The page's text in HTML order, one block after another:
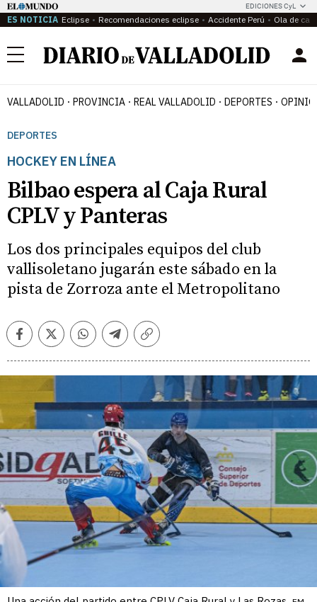
EDICIONES CyL
ES NOTICIA Eclipse Recomendaciones eclipse Accidente Perú Ola de
Menú
VALLADOLID PROVINCIA REAL VALLADOLID DEPORTES
DEPORTES
HOCKEY EN LÍNEA
Bilbao espera al Caja Rural
CPLV y Panteras
Los dos principales equipos del club
vallisoletano jugarán este sábado en la
pista de Zorroza ante el Metropolitano
FacebookTwitterWhatsappTelegramCopiar